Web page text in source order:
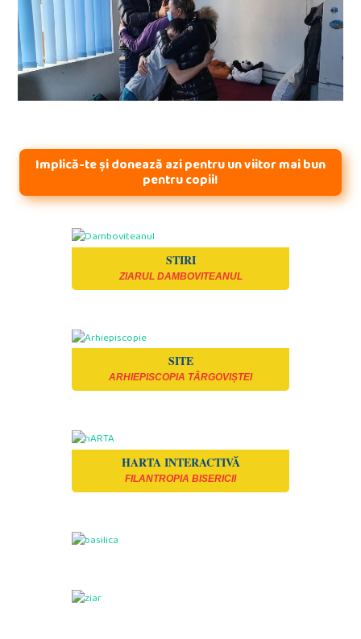
Implică-te și donează azi pentru un viitor mai bun
pentru copii!
STIRI
ZIARUL DAMBOVITEANUL
SITE
ARHIEPISCOPIA TÂRGOVIȘTEI
HARTA INTERACTIVĂ
FILANTROPIA BISERICII